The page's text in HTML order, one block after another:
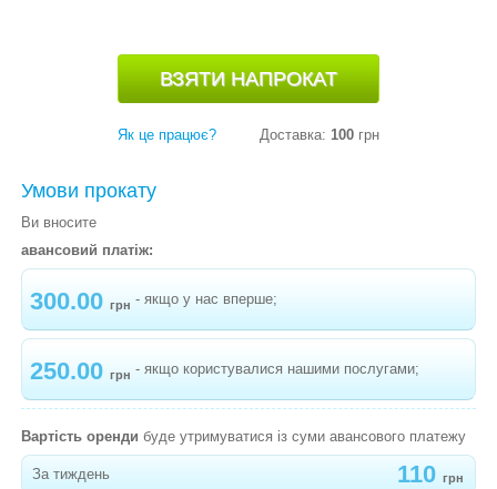
ЛІЖЕЧКА-МАНЕЖІ
МЕДИЧНЕ ОБЛАДНАННЯ
СТІЛЬЧИКИ ДЛЯ ГОДУВАННЯ
РОЗВИВАЮЧІ КИЛИМКИ
ВУЛИЧНІ РОЗВАГИ
ВЕЛОСИПЕДИ, БІГОВЕЛИ, САМОКАТИ
ТУРИСТИЧНЕ СПОРЯДЖЕННЯ
ПЕЛЕНАЛЬНИЙ СТОЛИК
СТРИБУНЦІ
Як це працює? Доставка: 100 грн
Умови прокату
Ви вносите
авансовий платіж:
300.00 грн - якщо у нас вперше;
250.00 грн - якщо користувалися нашими послугами;
Вартість оренди буде утримуватися із суми авансового платежу
За тиждень 110 грн